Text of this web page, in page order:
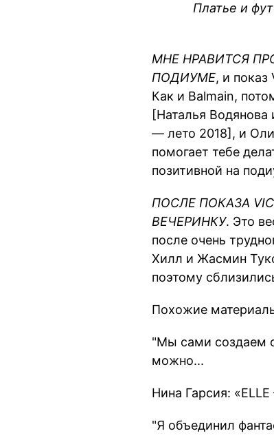
Платье и
МНЕ НРАВИТСЯ
ПОДИУМЕ, и показ
Как и Balmain,
[Наталья Водянова
— лето 2018], и
помогает тебе
позитивной на
ПОСЛЕ ПОКАЗА
ВЕЧЕРИНКУ. Это
после очень
Хилл и Жасмин
поэтому
Похожие
"Мы сами создаем
можно...
Нина Гарсия:
"Я объединил